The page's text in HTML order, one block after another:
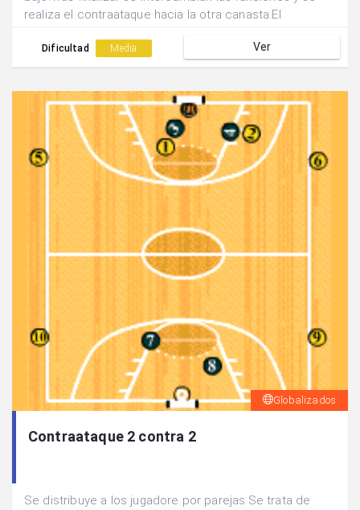
realiza el contraataque hacia la otra canasta.El
pasador se convierte en finalizador.
Dificultad Media Ver
Globalizados
Contraataque 2 contra 2
Se distribuye a los jugadore por parejas.Se trata de